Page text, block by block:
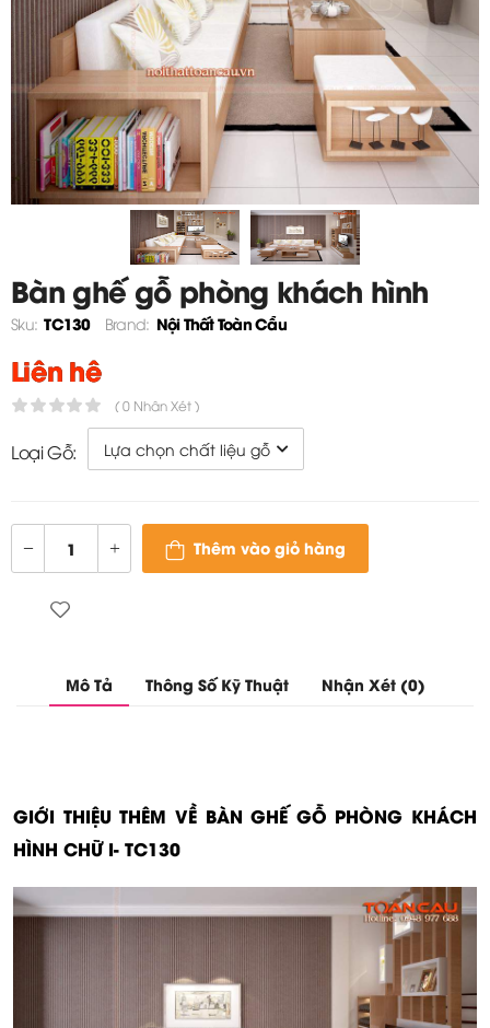
Bàn ghế gỗ phòng khách hình
chữ l - TC130
Sku: TC130 Brand: Nội Thất Toàn Cầu
Liên hệ
( 0 Nhận Xét )
Loại Gỗ:
Thêm vào giỏ hàng
Mô Tả Thông Số Kỹ Thuật Nhận Xét (0)
GIỚI THIỆU THÊM VỀ BÀN GHẾ GỖ PHÒNG KHÁCH
HÌNH CHỮ I- TC130